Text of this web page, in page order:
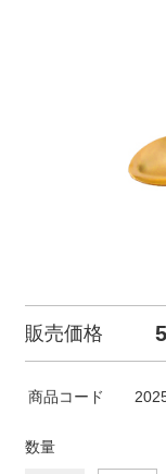
販売価格
商品コード
数量